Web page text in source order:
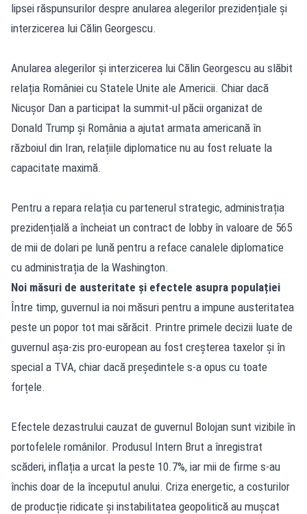
lipsei răspunsurilor despre anularea alegerilor prezidențiale și
interzicerea lui Călin Georgescu.
Anularea alegerilor și interzicerea lui Călin Georgescu au slăbit
relația României cu Statele Unite ale Americii. Chiar dacă
Nicușor Dan a participat la summit-ul păcii organizat de
Donald Trump și România a ajutat armata americană în
războiul din Iran, relațiile diplomatice nu au fost reluate la
capacitate maximă.
Pentru a repara relația cu partenerul strategic, administrația
prezidențială a încheiat un contract de lobby în valoare de 565
de mii de dolari pe lună pentru a reface canalele diplomatice
cu administrația de la Washington.
Noi măsuri de austeritate și efectele asupra populației
Între timp, guvernul ia noi măsuri pentru a impune austeritatea
peste un popor tot mai sărăcit. Printre primele decizii luate de
guvernul așa-zis pro-european au fost creșterea taxelor și în
special a TVA, chiar dacă președintele s-a opus cu toate
forțele.
Efectele dezastrului cauzat de guvernul Bolojan sunt vizibile în
portofelele românilor. Produsul Intern Brut a înregistrat
scăderi, inflația a urcat la peste 10.7%, iar mii de firme s-au
închis doar de la începutul anului. Criza energetic, a costurilor
de producție ridicate și instabilitatea geopolitică au mușcat